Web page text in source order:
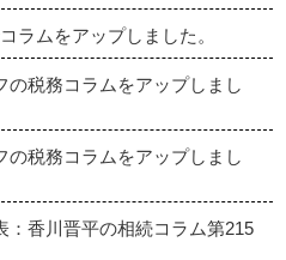
ラムをアップしました。
税務コラムをアップしまし
税務コラムをアップしまし
香川晋平の相続コラム第215